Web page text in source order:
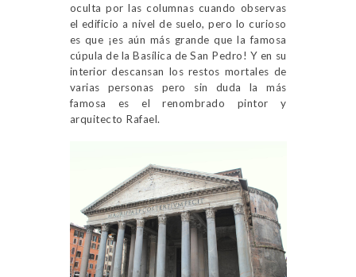
oculta por las columnas cuando observas
el edificio a nivel de suelo, pero lo curioso
es que ¡es aún más grande que la famosa
cúpula de la Basílica de San Pedro! Y en su
interior descansan los restos mortales de
varias personas pero sin duda la más
famosa es el renombrado pintor y
arquitecto Rafael.